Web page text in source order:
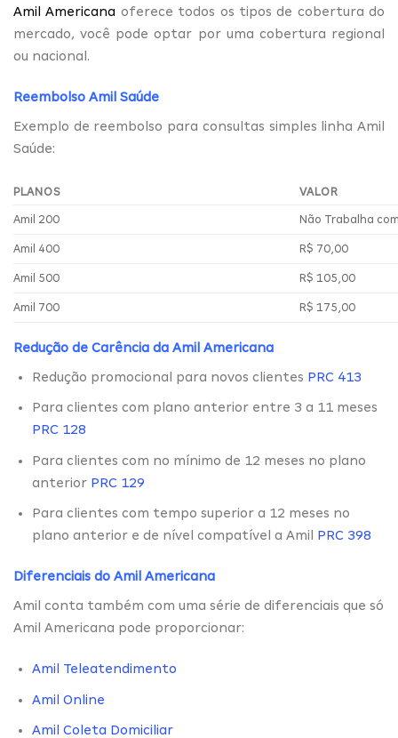
Amil Americana oferece todos os tipos de cobertura do
mercado, você pode optar por uma cobertura regional
ou nacional.
Reembolso Amil Saúde
Exemplo de reembolso para consultas simples linha Amil
Saúde:
PLANOS VALOR
Amil 200 Não Trabalha
Amil 400 R$ 70,00
Amil 500 R$ 105,00
Amil 700 R$ 175,00
Redução de Carência da Amil Americana
Redução promocional para novos clientes PRC 413
Para clientes com plano anterior entre 3 a 11 meses
PRC 128
Para clientes com no mínimo de 12 meses no plano
anterior PRC 129
Para clientes com tempo superior a 12 meses no
plano anterior e de nível compatível a Amil PRC 398
Diferenciais do Amil Americana
Amil conta também com uma série de diferenciais que só
Amil Americana pode proporcionar:
Amil Teleatendimento
Amil Online
Amil Coleta Domiciliar